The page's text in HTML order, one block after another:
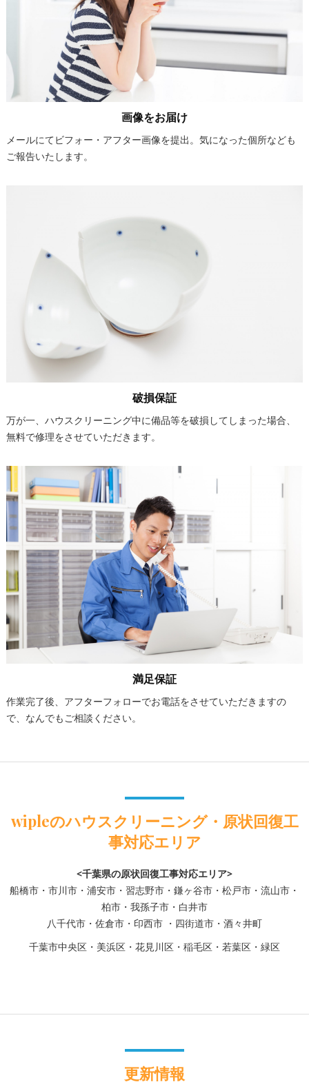
画像をお届け
メールにてビフォー・アフター画像を提出。気になった個所なども
ご報告いたします。
破損保証
万が一、ハウスクリーニング中に備品等を破損してしまった場合、
無料で修理をさせていただきます。
満足保証
作業完了後、アフターフォローでお電話をさせていただきますの
で、なんでもご相談ください。
wipleのハウスクリーニング・原状回復工
事対応エリア
<千葉県の原状回復工事対応エリア>
船橋市・市川市・浦安市・習志野市・鎌ヶ谷市・松戸市・流山市・
柏市・我孫子市・白井市
八千代市・佐倉市・印西市 ・四街道市・酒々井町
千葉市中央区・美浜区・花見川区・稲毛区・若葉区・緑区
更新情報